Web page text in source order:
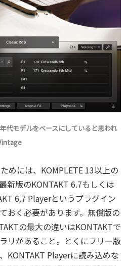
代モデルをベースにしていると思われ
めには、KOMPLETE 13以上の
新版のKONTAKT 6.7もしくは
6.7 Playerというプラグイン
おく必要があります。無償版の
の最大の違いはKONTAKTで
リがあること。とくにフリー版
KONTAKT Playerに読み込めな